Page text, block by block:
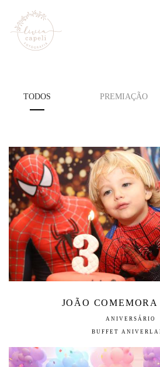
TODOS PREMIAÇÃO
JOÃO COMEMORA
ANIVERSÁRIO
BUFFET